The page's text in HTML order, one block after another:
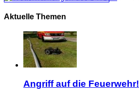
Aktuelle Themen
Angriff auf die Feuerwehr!